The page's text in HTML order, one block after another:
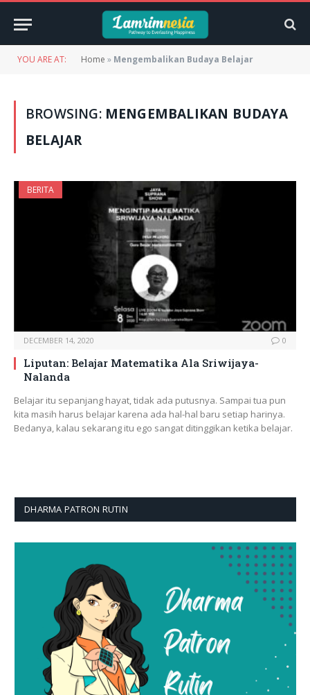
YOU ARE AT: Home » Mengembalikan Budaya Belajar
BROWSING: MENGEMBALIKAN BUDAYA
BELAJAR
BERITA
DECEMBER 14, 2020 0
Liputan: Belajar Matematika Ala Sriwijaya-
Nalanda
Belajar itu sepanjang hayat, tidak ada putusnya. Sampai tua pun
kita masih harus belajar karena ada hal-hal baru setiap harinya.
Bedanya, kalau sekarang itu ego sangat ditinggikan ketika belajar.
DHARMA PATRON RUTIN